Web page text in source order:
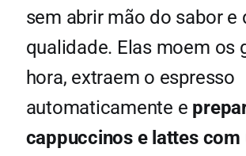
sem abrir mão do sabor e
qualidade. Elas moem os
hora, extraem o espresso
automaticamente e
cappuccinos e lattes com